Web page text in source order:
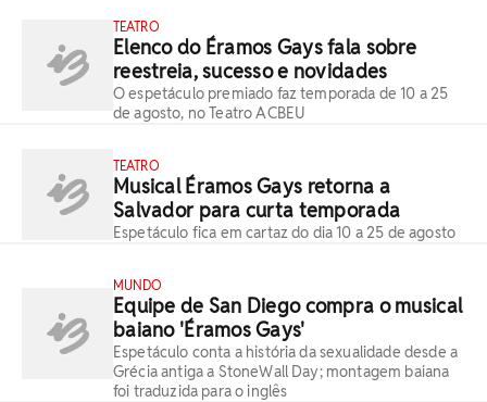
TEATRO
Elenco do Éramos Gays fala sobre
reestreia, sucesso e novidades
O espetáculo premiado faz temporada de 10 a 25
de agosto, no Teatro ACBEU
TEATRO
Musical Éramos Gays retorna a
Salvador para curta temporada
Espetáculo fica em cartaz do dia 10 a 25 de agosto
MUNDO
Equipe de San Diego compra o musical
baiano 'Éramos Gays'
Espetáculo conta a história da sexualidade desde a
Grécia antiga a StoneWall Day; montagem baiana
foi traduzida para o inglês